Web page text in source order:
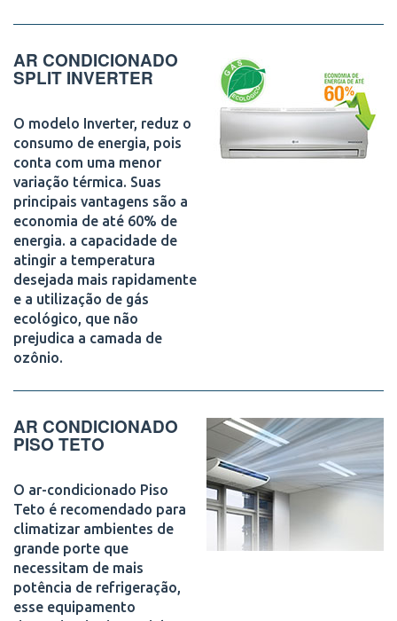
AR CONDICIONADO
SPLIT INVERTER
O modelo Inverter, reduz o
consumo de energia, pois
conta com uma menor
variação térmica. Suas
principais vantagens são a
economia de até 60% de
energia. a capacidade de
atingir a temperatura
desejada mais rapidamente
e a utilização de gás
ecológico, que não
prejudica a camada de
ozônio.
AR CONDICIONADO
PISO TETO
O ar-condicionado Piso
Teto é recomendado para
climatizar ambientes de
grande porte que
necessitam de mais
potência de refrigeração,
esse equipamento